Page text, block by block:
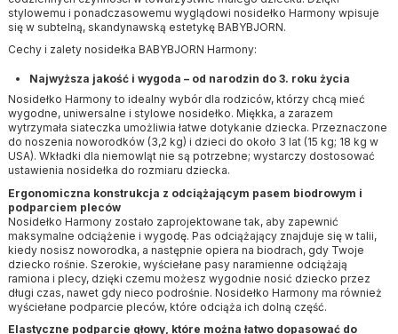
stylowemu i ponadczasowemu wyglądowi nosidełko Harmony wpisuje
się w subtelną, skandynawską estetykę BABYBJORN.
Cechy i zalety nosidełka BABYBJORN Harmony:
Najwyższa jakość i wygoda – od narodzin do 3. roku życia
Nosidełko Harmony to idealny wybór dla rodziców, którzy chcą mieć
wygodne, uniwersalne i stylowe nosidełko. Miękka, a zarazem
wytrzymała siateczka umożliwia łatwe dotykanie dziecka. Przeznaczone
do noszenia noworodków (3,2 kg) i dzieci do około 3 lat (15 kg; 18 kg w
USA). Wkładki dla niemowląt nie są potrzebne; wystarczy dostosować
ustawienia nosidełka do rozmiaru dziecka.
Ergonomiczna konstrukcja z odciążającym pasem biodrowym i
podparciem pleców
Nosidełko Harmony zostało zaprojektowane tak, aby zapewnić
maksymalne odciążenie i wygodę. Pas odciążający znajduje się w talii,
kiedy nosisz noworodka, a następnie opiera na biodrach, gdy Twoje
dziecko rośnie. Szerokie, wyściełane pasy naramienne odciążają
ramiona i plecy, dzięki czemu możesz wygodnie nosić dziecko przez
długi czas, nawet gdy nieco podrośnie. Nosidełko Harmony ma również
wyściełane podparcie pleców, które odciąża ich dolną część.
Elastyczne podparcie głowy, które można łatwo dopasować do